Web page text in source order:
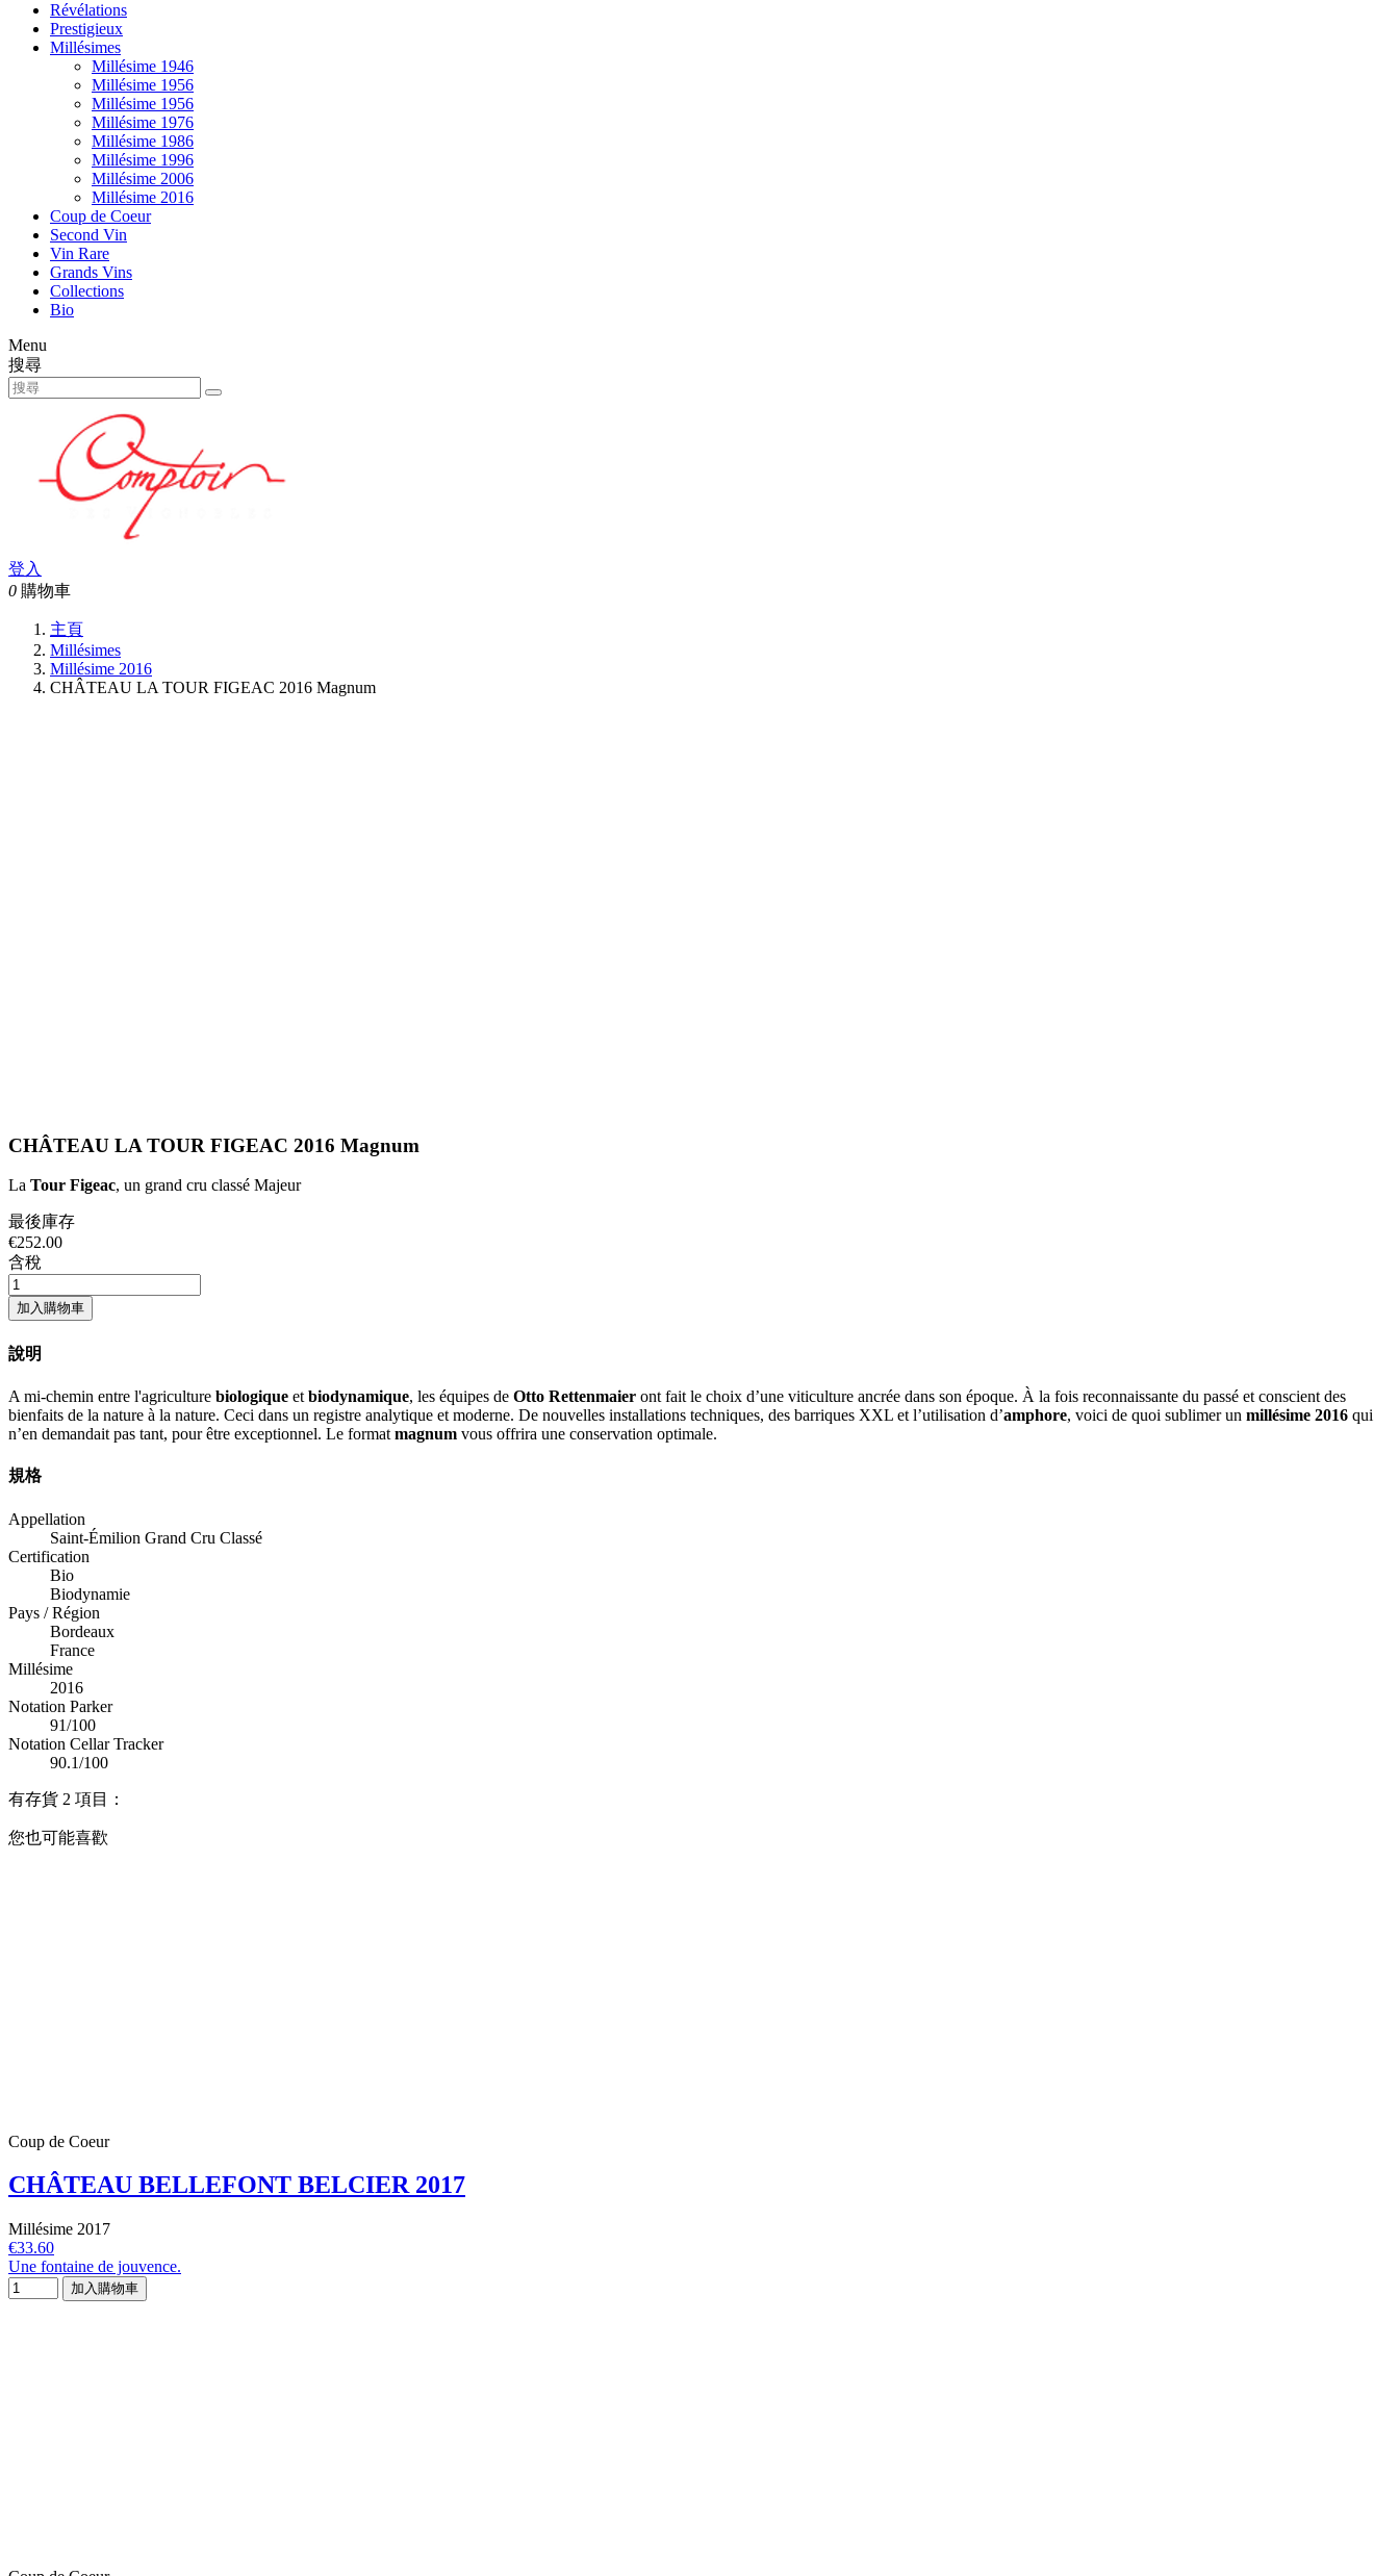
Révélations
Prestigieux
Millésimes
Millésime 1946
Millésime 1956
Millésime 1956
Millésime 1976
Millésime 1986
Millésime 1996
Millésime 2006
Millésime 2016
Coup de Coeur
Second Vin
Vin Rare
Grands Vins
Collections
Bio
Menu
搜尋
登入
0 購物車
主頁
Millésimes
Millésime 2016
CHÂTEAU LA TOUR FIGEAC 2016 Magnum
CHÂTEAU LA TOUR FIGEAC 2016 Magnum
La Tour Figeac, un grand cru classé Majeur
最後庫存
€252.00
含稅
加入購物車
說明
A mi-chemin entre l'agriculture biologique et biodynamique, les équipes de Otto Rettenmaier ont fait le choix d’une viticulture ancrée dans son époque. À la fois reconnaissante du passé et conscient des
bienfaits de la nature à la nature. Ceci dans un registre analytique et moderne. De nouvelles installations techniques, des barriques XXL et l’utilisation d’amphore, voici de quoi sublimer un millésime 2016 qui
n’en demandait pas tant, pour être exceptionnel. Le format magnum vous offrira une conservation optimale.
規格
Appellation
Saint-Émilion Grand Cru Classé
Certification
Bio
Biodynamie
Pays / Région
Bordeaux
France
Millésime
2016
Notation Parker
91/100
Notation Cellar Tracker
90.1/100
有存貨 2 項目：
您也可能喜歡
Coup de Coeur
CHÂTEAU BELLEFONT BELCIER 2017
Millésime 2017
€33.60
Une fontaine de jouvence.
加入購物車